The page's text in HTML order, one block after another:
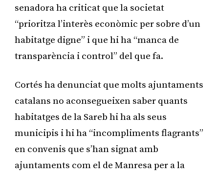
senadora ha criticat que la societat
“prioritza l’interès econòmic per sobre d’un
habitatge digne” i que hi ha “manca de
transparència i control” del que fa.
Cortés ha denunciat que molts ajuntaments
catalans no aconsegueixen saber quants
habitatges de la Sareb hi ha als seus
municipis i hi ha “incompliments flagrants”
en convenis que s’han signat amb
ajuntaments com el de Manresa per a la